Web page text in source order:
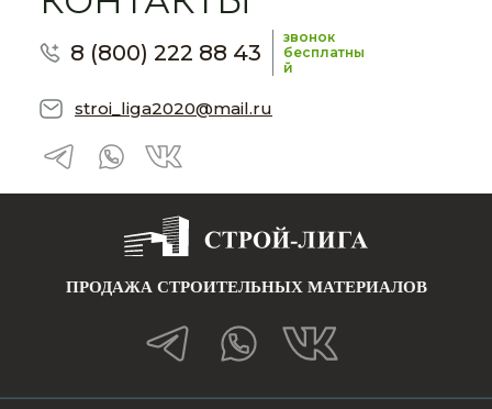
8 (800) 222 88 43
звонок
бесплатны
й
stroi_liga2020@mail.ru
ПРОДАЖА СТРОИТЕЛЬНЫХ МАТЕРИАЛОВ